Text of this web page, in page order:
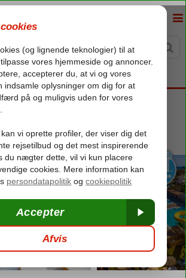
Meropi Lejlighedshotel
-Lejlighedshotel